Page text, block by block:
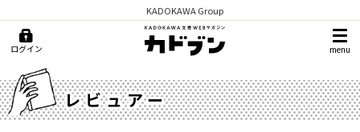
KADOKAWA Group
ログイン menu
レビュアー